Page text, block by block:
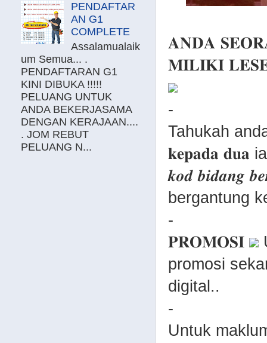
𝐀𝐍𝐃𝐀
𝐌𝐈𝐋𝐈𝐊𝐈
-
Tahukah
𝐤𝐞𝐩𝐚𝐝𝐚 𝐝𝐮𝐚
𝒌𝒐𝒅 𝒃𝒊𝒅𝒂𝒏𝒈
bergantung
-
𝐏𝐑𝐎𝐌𝐎𝐒𝐈
promosi
digital..
-
Untuk
PENDAFTAR
AN G1
COMPLETE
Assalamualaik
um Semua... .
PENDAFTARAN G1
KINI DIBUKA !!!!!
PELUANG UNTUK
ANDA BEKERJASAMA
DENGAN KERAJAAN....
. JOM REBUT
PELUANG N...